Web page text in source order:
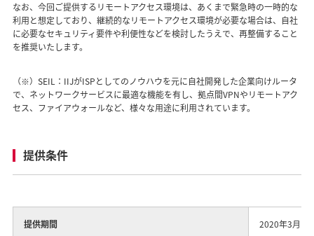
なお、今回ご提供するリモートアクセス環境は、あくまで緊急時の一時的な
利用と想定しており、継続的なリモートアクセス環境が必要な場合は、自社
に必要なセキュリティ要件や利便性などを検討したうえで、再整備すること
を推奨いたします。
（※） SEIL：IIJがISPとしてのノウハウを元に自社開発した企業向けルータ
で、ネットワークサービスに最適な機能を有し、拠点間VPNやリモートアク
セス、ファイアウォールなど、様々な用途に利用されています。
提供条件
提供期間 2020年3月13